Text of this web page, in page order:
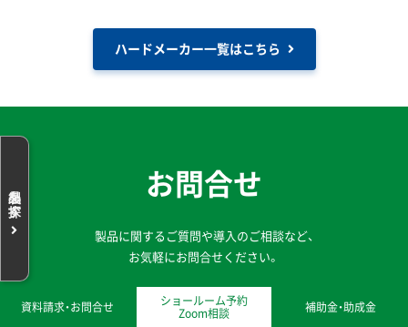
資料請求・お問合せ
ショールーム予約
Zoom相談
補助金・助成金
ハードメーカー一覧はこちら
お問合せ
製品に関するご質問や導入のご相談など、
お気軽にお問合せください。
お問合せ